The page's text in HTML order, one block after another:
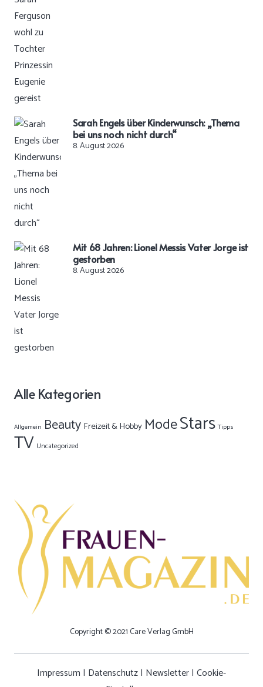
Sarah Engels über Kinderwunsch: „Thema
bei uns noch nicht durch“
8. August 2026
Mit 68 Jahren: Lionel Messis Vater Jorge ist
gestorben
8. August 2026
Alle Kategorien
Allgemein Beauty Freizeit & Hobby ModeStars Tipps
TV Uncategorized
Copyright © 2021 Care Verlag GmbH
Impressum | Datenschutz| Newsletter| Cookie-